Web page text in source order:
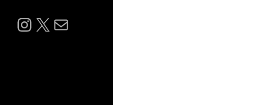
Instagram
X Mail